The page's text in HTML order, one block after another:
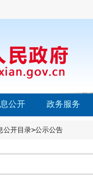
公开 政务服务
公开目录>公示公告